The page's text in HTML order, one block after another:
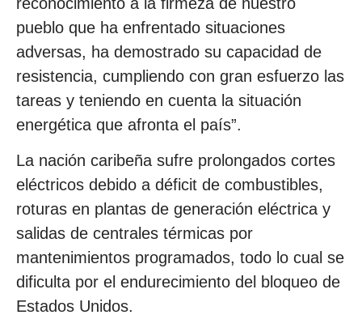
pueblo que ha enfrentado situaciones
adversas, ha demostrado su capacidad de
resistencia, cumpliendo con gran esfuerzo las
tareas y teniendo en cuenta la situación
energética que afronta el país”.
La nación caribeña sufre prolongados cortes
eléctricos debido a déficit de combustibles,
roturas en plantas de generación eléctrica y
salidas de centrales térmicas por
mantenimientos programados, todo lo cual se
dificulta por el endurecimiento del bloqueo de
Estados Unidos.